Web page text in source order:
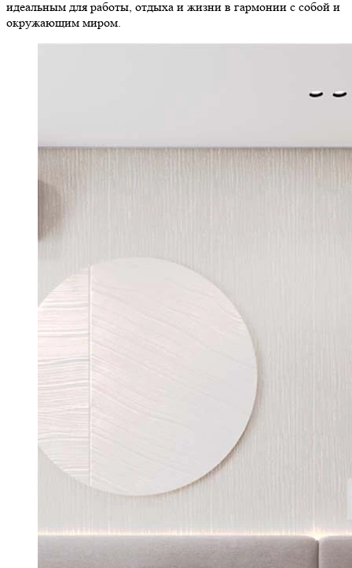
идеальным для работы, отдыха и жизни в гармонии с собой и
окружающим миром.